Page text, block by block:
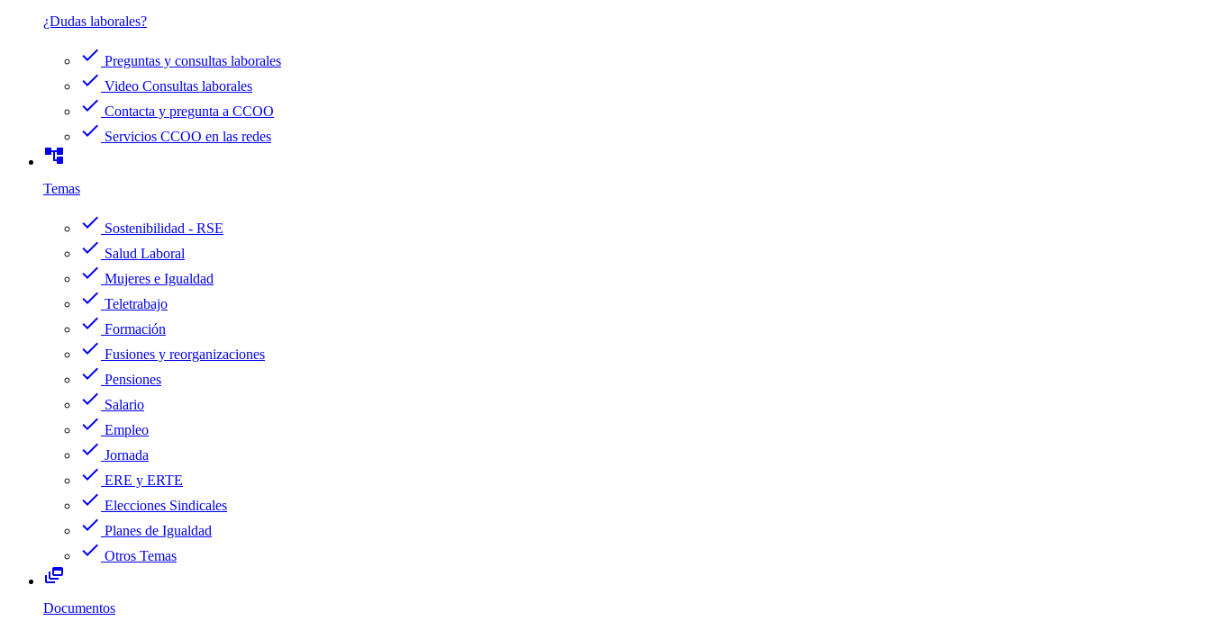
¿Dudas laborales?
check Preguntas y consultas laborales
check Video Consultas laborales
check Contacta y pregunta a CCOO
check Servicios CCOO en las redes
account_tree
Temas
check Sostenibilidad - RSE
check Salud Laboral
check Mujeres e Igualdad
check Teletrabajo
check Formación
check Fusiones y reorganizaciones
check Pensiones
check Salario
check Empleo
check Jornada
check ERE y ERTE
check Elecciones Sindicales
check Planes de Igualdad
check Otros Temas
dynamic_feed
Documentos